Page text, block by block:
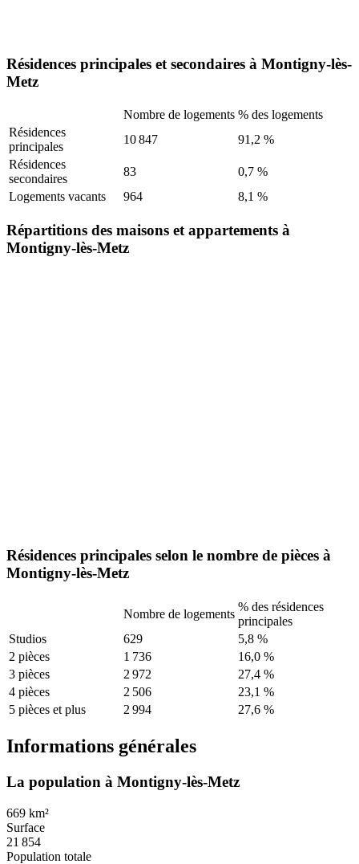
Résidences principales et secondaires à Montigny-lès-
Metz
Nombre de logements % des logements
Résidences
principales
10 847
91,2 %
Résidences
secondaires
83
0,7 %
Logements vacants
964 8,1 %
Répartitions des maisons et appartements à
Montigny-lès-Metz
Résidences principales selon le nombre de pièces à
Montigny-lès-Metz
Nombre de logements
% des résidences
principales
Studios
629
5,8 %
2 pièces
1 736
16,0 %
3 pièces
2 972
27,4 %
4 pièces
2 506
23,1 %
5 pièces et plus
2 994 27,6 %
Informations générales
La population à Montigny-lès-Metz
669 km²
Surface
21 854
Population totale